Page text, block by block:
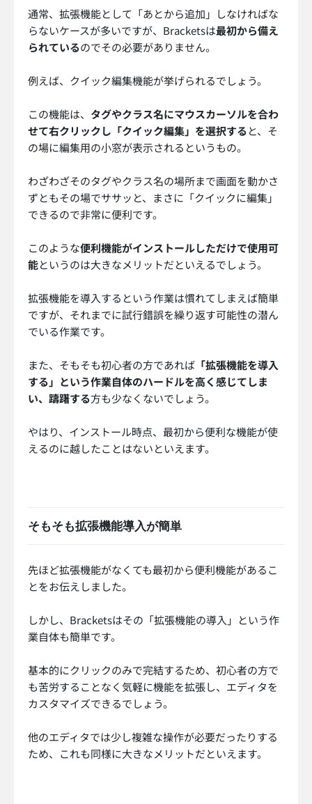
通常、拡張機能として「あとから追加」しなければな
らないケースが多いですが、Bracketsは最初から備え
られているのでその必要がありません。
例えば、クイック編集機能が挙げられるでしょう。
この機能は、 タグやクラス名にマウスカーソルを合わ
せて右クリックし「クイック編集」を選択すると、そ
の場に編集用の小窓が表示されるというもの。
わざわざそのタグやクラス名の場所まで画面を動かさ
ずともその場でササッと、まさに「クイックに編集」
できるので非常に便利です。
このような便利機能がインストールしただけで使用可
能というのは大きなメリットだといえるでしょう。
拡張機能を導入するという作業は慣れてしまえば簡単
ですが、それまでに試行錯誤を繰り返す可能性の潜ん
でいる作業です。
また、そもそも初心者の方であれば 「拡張機能を導入
する」という作業自体のハードルを高く感じてしま
い、躊躇する方も少なくないでしょう。
やはり、インストール時点、最初から便利な機能が使
えるのに越したことはないといえます。
そもそも拡張機能導入が簡単
先ほど拡張機能がなくても最初から便利機能があるこ
とをお伝えしました。
しかし、Bracketsはその「拡張機能の導入」という作
業自体も簡単です。
基本的にクリックのみで完結するため、初心者の方で
も苦労することなく気軽に機能を拡張し、エディタを
カスタマイズできるでしょう。
他のエディタでは少し複雑な操作が必要だったりする
ため、これも同様に大きなメリットだといえます。